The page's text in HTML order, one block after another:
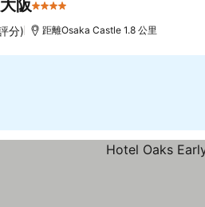
阪4 星級
分) 距離Osaka Castle 1.8 公里